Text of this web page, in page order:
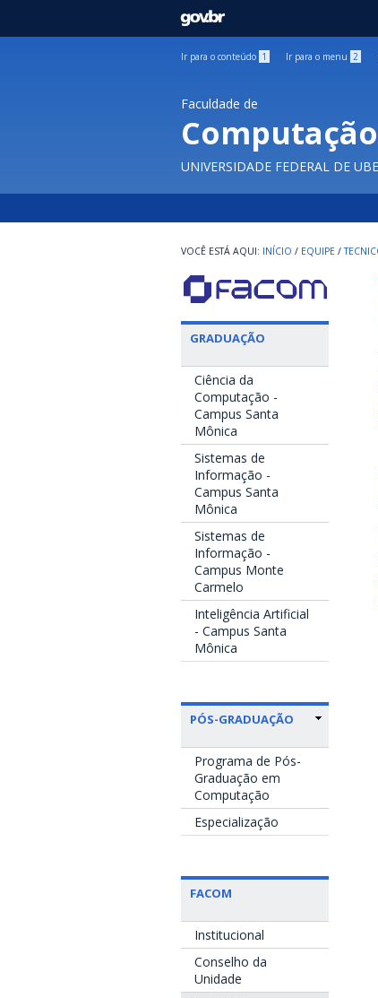
GOVBR
Ir para o conteúdo 1 Ir para o menu 2
Faculdade de
Computação
UNIVERSIDADE FEDERAL DE
INÍCIO / EQUIPE /
GRADUAÇÃO
Ciência da
Computação -
Campus Santa
Mônica
Sistemas de
Informação -
Campus Santa
Mônica
Sistemas de
Informação -
Campus Monte
Carmelo
Inteligência Artificial
- Campus Santa
Mônica
PÓS-GRADUAÇÃO
Programa de Pós-
Graduação em
Computação
Especialização
FACOM
Institucional
Conselho da
Unidade